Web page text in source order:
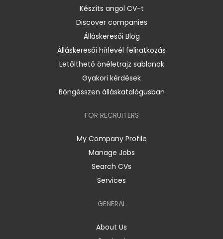
Készíts angol CV-t
Discover companies
Álláskeresői Blog
Álláskeresői hírlevél feliratkozás
Letölthető önéletrajz sablonok
Gyakori kérdések
Böngésszen álláskatalógusban
FOR RECRUITERS
My Company Profile
Manage Jobs
Search CVs
Services
GENERAL
About Us